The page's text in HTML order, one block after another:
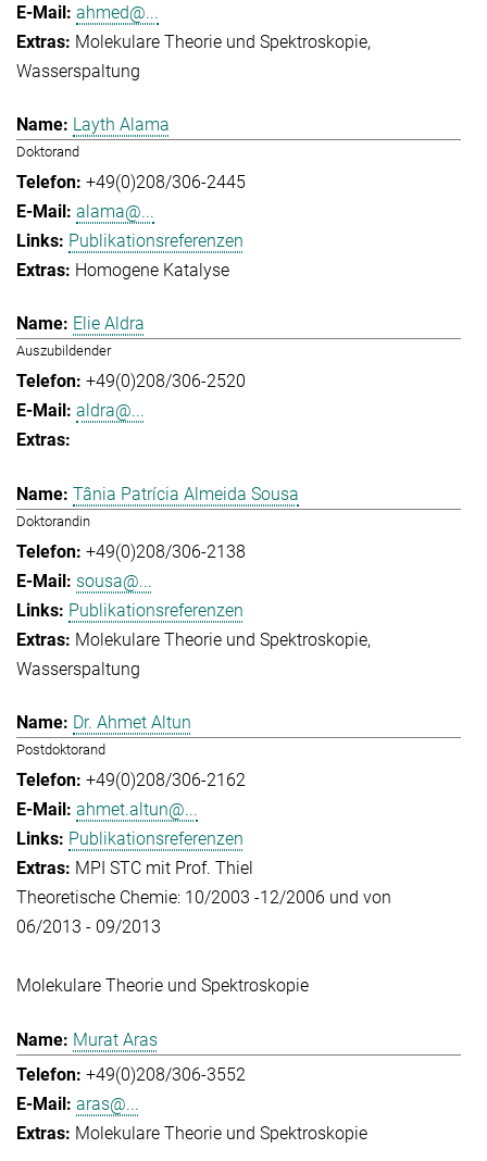
ahmed@...
Molekulare Theorie und Spektroskopie
Wasserspaltung
Layth Alama
Doktorand
+49(0)208/306-2445
alama@...
Publikationsreferenzen
Homogene Katalyse
Elie Aldra
Auszubildender
+49(0)208/306-2520
aldra@...
Tânia Patrícia Almeida Sousa
Doktorandin
+49(0)208/306-2138
sousa@...
Publikationsreferenzen
Molekulare Theorie und Spektroskopie
Wasserspaltung
Dr. Ahmet Altun
Postdoktorand
+49(0)208/306-2162
ahmet.altun@...
Publikationsreferenzen
MPI STC mit Prof. Thiel
Theoretische Chemie: 10/2003 -12/2006 und von
06/2013 - 09/2013
Molekulare Theorie und Spektroskopie
Murat Aras
+49(0)208/306-3552
aras@...
Molekulare Theorie und Spektroskopie